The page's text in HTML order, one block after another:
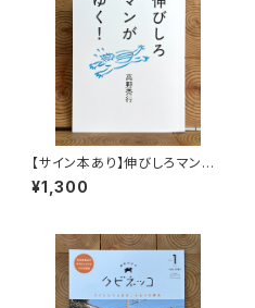
【サイン本あり】伸びしろマンが
ゆく！
¥1,300